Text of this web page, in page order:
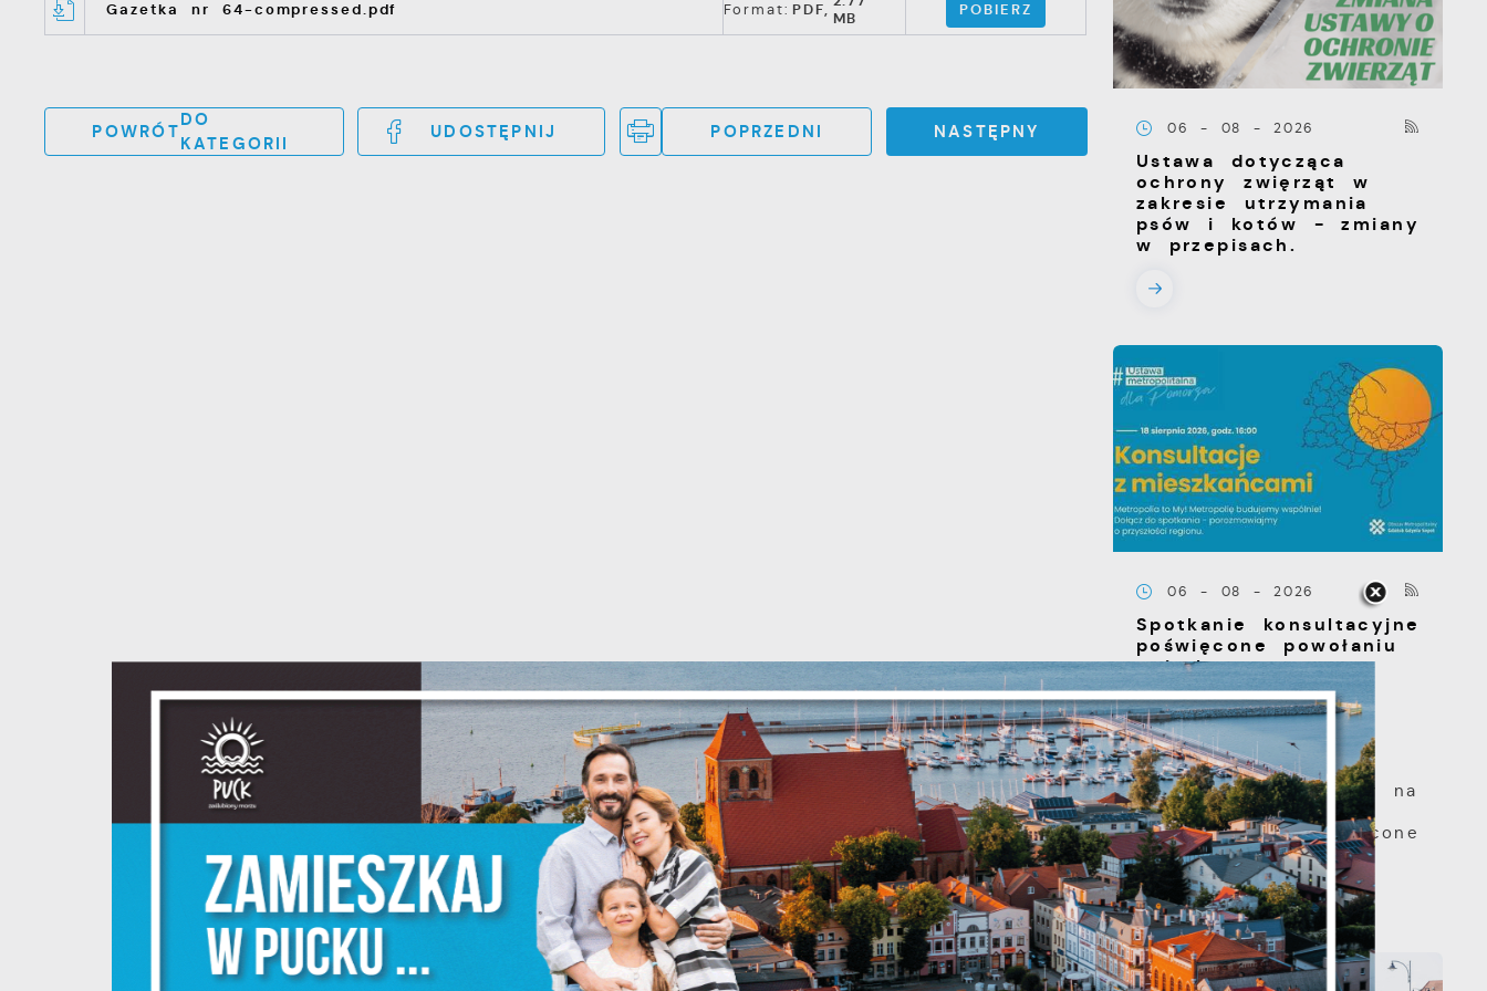
Gazetka nr 64-compressed.pdf Format: PDF, MB
POBIERZ
POWRÓT
DO
KATEGORII
UDOSTĘPNIJ POPRZEDNI NASTĘPNY 06 - 08 - 2026
Ustawa dotycząca
ochrony zwięrząt w
zakresie utrzymania
psów i kotów - zmiany
w przepisach.
06 - 08 - 2026
Spotkanie konsultacyjne
poświęcone powołaniu
związku
metropolitalnego w
województwie
pomorskim
Szanowni Państwo,
serdecznie zapraszamy na
otwarte spotkanie
konsultacyjne, poświęcone
powołaniu...
Szanujemy Twoją prywatność. Możesz zmienić ustawienia
cookies lub zaakceptować je wszystkie. W dowolnym
momencie możesz dokonać zmiany swoich ustawień.
Niezbędne
Niezbędne pliki cookies służą do prawidłowego
funkcjonowania strony internetowej i umożliwiają Ci
komfortowe korzystanie z oferowanych przez nas usług.
Pliki cookies odpowiadają na podejmowane przez Ciebie
działania w celu m.in. dostosowania Twoich ustawień